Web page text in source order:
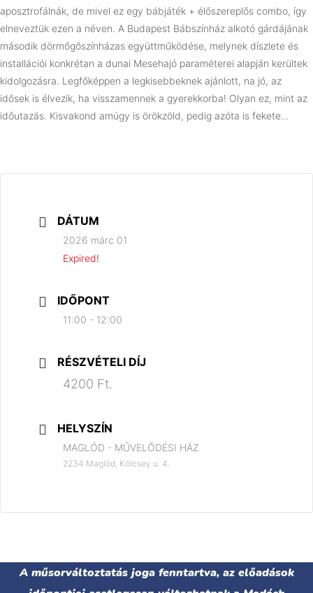
aposztrofálnák, de mivel ez egy bábjáték + élőszereplős combo, így
elneveztük ezen a néven. A Budapest Bábszínház alkotó gárdájának
második dörmőgőszínházas együttműködése, melynek díszlete és
installációi konkrétan a dunai Mesehajó paraméterei alapján kerültek
kidolgozásra. Legfőképpen a legkisebbeknek ajánlott, na jó, az
idősek is élvezik, ha visszamennek a gyerekkorba! Olyan ez, mint az
időutazás. Kisvakond amúgy is örökzöld, pedig azóta is fekete…
DÁTUM
2026 márc 01
Expired!
IDŐPONT
11:00 - 12:00
RÉSZVÉTELI DÍJ
4200 Ft.
HELYSZÍN
MAGLÓD - MŰVELŐDÉSI HÁZ
2234 Maglód, Kölcsey u. 4.
A műsorváltoztatás joga fenntartva, az előadások